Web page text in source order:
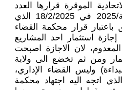
الموقرة قرارها العدد
74/الهيئة المدنية الموسعة/2025 في 18/2/2025 الذي
باعتبار قرار محكمة القضاء
استثمار احد المشاريع
المعدوم، لان الاجازة اصبحت
ومن ثم تخضع الى ولاية
وليس القضاء الإداري،
اتجه اليه اجتهاد محكمة